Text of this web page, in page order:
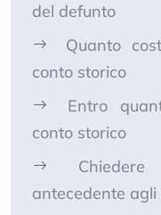
del defunto
Quanto
conto storico
Entro
conto storico
antecedente